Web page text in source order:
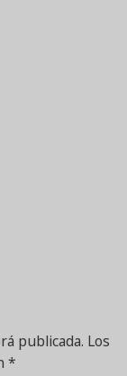
publicada. Los
*